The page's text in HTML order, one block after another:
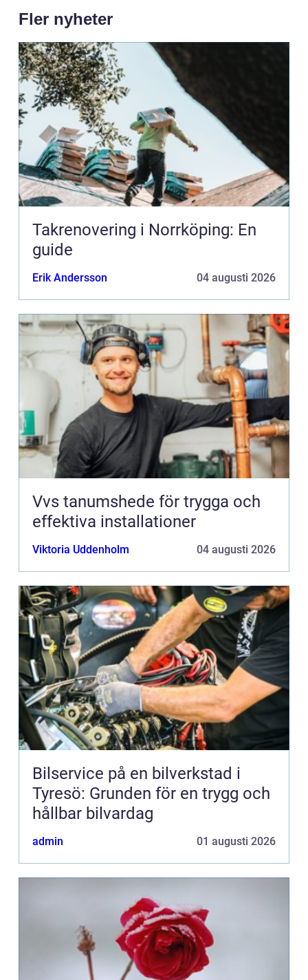
Fler nyheter
Takrenovering i Norrköping: En
guide
Erik Andersson 04 augusti 2026
Vvs tanumshede för trygga och
effektiva installationer
Viktoria Uddenholm 04 augusti 2026
Bilservice på en bilverkstad i
Tyresö: Grunden för en trygg och
hållbar bilvardag
admin 01 augusti 2026